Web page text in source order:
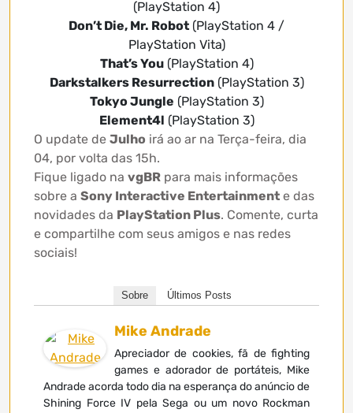
(PlayStation 4)
Don’t Die, Mr. Robot (PlayStation 4 /
PlayStation Vita)
That’s You(PlayStation 4)
Darkstalkers Resurrection(PlayStation 3)
Tokyo Jungle (PlayStation 3)
Element4l (PlayStation 3)
O update de Julho irá ao ar na Terça-feira, dia
04, por volta das 15h.
Fique ligado na vgBR para mais informações
sobre a Sony Interactive Entertainment e das
novidades da PlayStation Plus. Comente, curta
e compartilhe com seus amigos e nas redes
sociais!
Sobre Últimos Posts
Mike Andrade
Apreciador de cookies, fã de fighting
games e adorador de portáteis, Mike
Andrade acorda todo dia na esperança do anúncio de
Shining Force IV pela Sega ou um novo Rockman